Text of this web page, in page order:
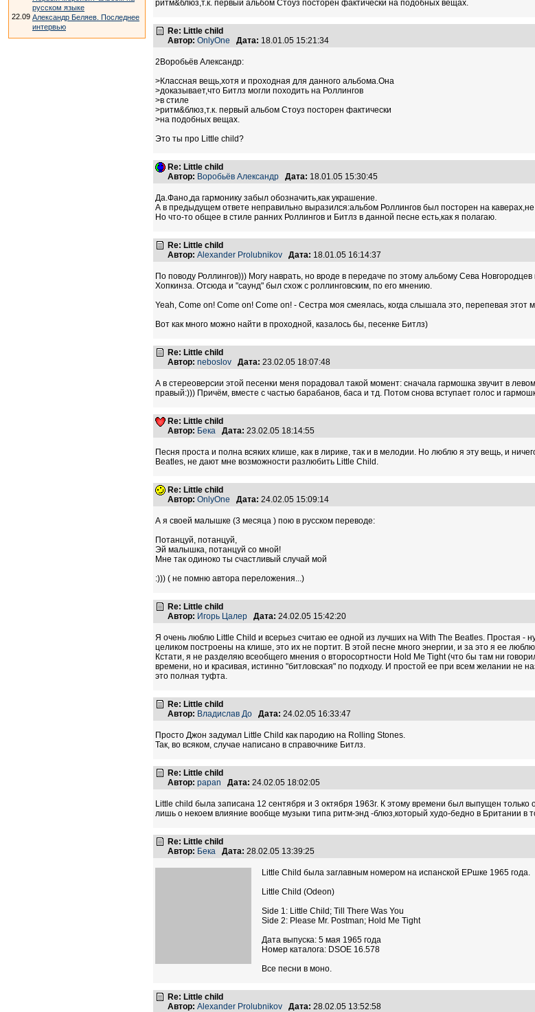
русском языке
22.09 Александр Беляев. Последнее
интервью
ритм&блюз,т.к. первый альбом Стоуз посторен фактически на подобных вещах.
Re: Little child
Автор: OnlyOne Дата: 18.01.05 15:21:34
2Воробьёв Александр:
>Классная вещь,хотя и проходная для данного альбома.Она
>доказывает,что Битлз могли походить на Роллингов
>в стиле
>ритм&блюз,т.к. первый альбом Стоуз посторен фактически
>на подобных вещах.
Это ты про Little child?
Re: Little child
Автор: Воробьёв Александр Дата: 18.01.05 15:30:45
Да.Фано,да гармонику забыл обозначить,как украшение.
А в предыдущем ответе неправильно выразился:альбом Роллингов был посторен на
Но что-то общее в стиле ранних Роллингов и Битлз в данной песне есть,как я полагаю.
Re: Little child
Автор: Alexander Prolubnikov Дата: 18.01.05 16:14:37
По поводу Роллингов))) Могу наврать, но вроде в передаче по этому альбому Сева
Хопкинза. Отсюда и "саунд" был схож с роллинговским, по его мнению.
Yeah, Сome on! Сome on! Сome on! - Cестра моя смеялась, когда слышала это, перепевая
Вот как много можно найти в проходной, казалось бы, песенке Битлз)
Re: Little child
Автор: neboslov Дата: 23.02.05 18:07:48
А в стереоверсии этой песенки меня порадовал такой момент: сначала гармошка звучит в
правый:))) Причём, вместе с частью барабанов, баса и тд. Потом снова вступает голос и
Re: Little child
Автор: Бека Дата: 23.02.05 18:14:55
Песня проста и полна всяких клише, как в лирике, так и в мелодии. Но люблю я эту вещь, и
Beatles, не дают мне возможности разлюбить Little Child.
Re: Little child
Автор: OnlyOne Дата: 24.02.05 15:09:14
А я своей малышке (3 месяца ) пою в русском переводе:
Потанцуй, потанцуй,
Эй малышка, потанцуй со мной!
Мне так одиноко ты счастливый случай мой
:))) ( не помню автора переложения...)
Re: Little child
Автор: Игорь Цалер Дата: 24.02.05 15:42:20
Я очень люблю Little Child и всерьез считаю ее одной из лучших на With The Beatles. Простая
целиком построены на клише, это их не портит. В этой песне много энергии, и за это я ее
Кстати, я не разделяю всеобщего мнения о второсортности Hold Me Tight (что бы там ни
времени, но и красивая, истинно "битловская" по подходу. И простой ее при всем желании
это полная туфта.
Re: Little child
Автор: Владислав До Дата: 24.02.05 16:33:47
Просто Джон задумал Little Child как пародию на Rolling Stones.
Так, во всяком, случае написано в справочнике Битлз.
Re: Little child
Автор: papan Дата: 24.02.05 18:02:05
Little child была записана 12 сентября и 3 октября 1963г. К этому времени был выпущен
лишь о некоем влияние вообще музыки типа ритм-энд -блюз,который худо-бедно в Британии в
Re: Little child
Автор: Бека Дата: 28.02.05 13:39:25
Little Child была заглавным номером на испанской EPшке 1965 года.
Little Child (Odeon)
Side 1: Little Child; Till There Was You
Side 2: Please Mr. Postman; Hold Me Tight
Дата выпуска: 5 мая 1965 года
Номер каталога: DSOE 16.578
Все песни в моно.
Re: Little child
Автор: Alexander Prolubnikov Дата: 28.02.05 13:52:58